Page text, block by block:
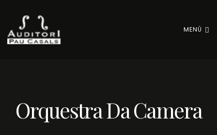
MENÚ
Orquestra Da Camera